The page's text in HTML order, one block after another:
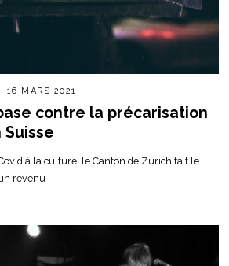
16 MARS 2021
contre la précarisation
à la culture, le Canton de Zurich fait le
revenu